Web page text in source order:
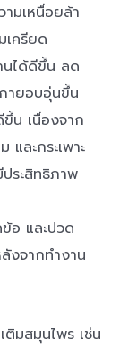
มเหนื่อยล้า
เครียด
นได้ดีขึ้น ลด
ายอบอุ่นขึ้น
ขึ้น เนื่องจาก
และกระเพาะ
ระสิทธิภาพ
อ และปวด
งจากทำงาน
ติมสมุนไพร เช่น